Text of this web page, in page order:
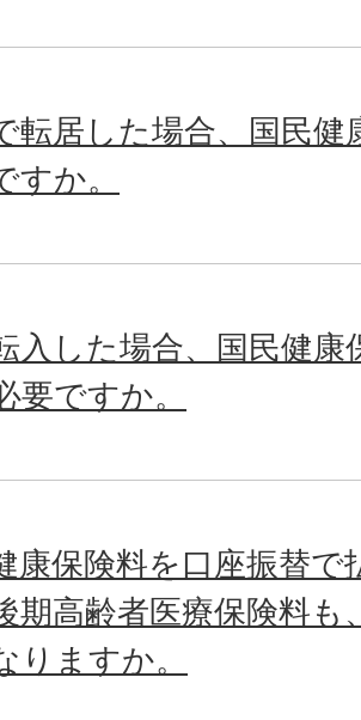
転居した場合、国民健
すか。
入した場合、国民健康
要ですか。
康保険料を口座振替
期高齢者医療保険料も
りますか。